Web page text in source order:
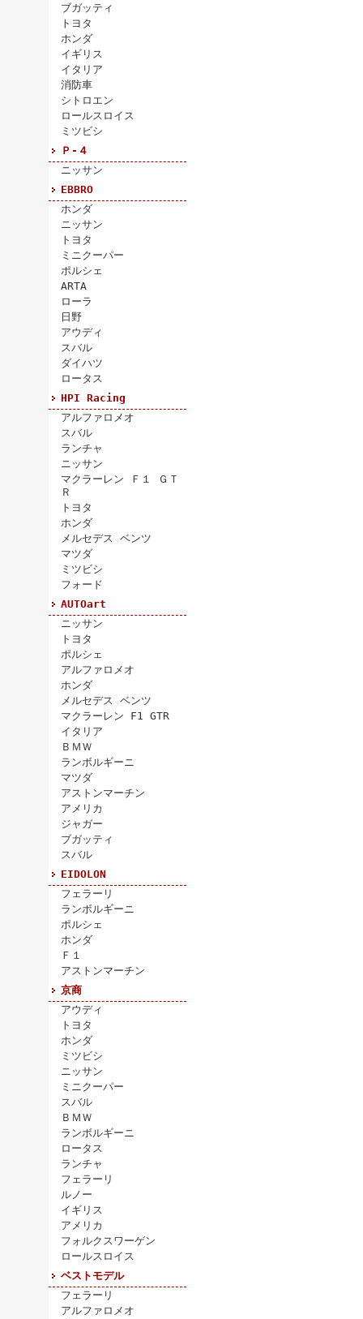
ブガッティ
トヨタ
ホンダ
イギリス
イタリア
消防車
シトロエン
ロールスロイス
ミツビシ
Ｐ-４
ニッサン
EBBRO
ホンダ
ニッサン
トヨタ
ミニクーパー
ポルシェ
ARTA
ローラ
日野
アウディ
スバル
ダイハツ
ロータス
HPI Racing
アルファロメオ
スバル
ランチャ
ニッサン
マクラーレン Ｆ１ ＧＴ
Ｒ
トヨタ
ホンダ
メルセデス ベンツ
マツダ
ミツビシ
フォード
AUTOart
ニッサン
トヨタ
ポルシェ
アルファロメオ
ホンダ
メルセデス ベンツ
マクラーレン F1 GTR
イタリア
ＢＭＷ
ランボルギーニ
マツダ
アストンマーチン
アメリカ
ジャガー
ブガッティ
スバル
EIDOLON
フェラーリ
ランボルギーニ
ポルシェ
ホンダ
Ｆ１
アストンマーチン
京商
アウディ
トヨタ
ホンダ
ミツビシ
ニッサン
ミニクーパー
スバル
ＢＭＷ
ランボルギーニ
ロータス
ランチャ
フェラーリ
ルノー
イギリス
アメリカ
フォルクスワーゲン
ロールスロイス
ベストモデル
フェラーリ
アルファロメオ